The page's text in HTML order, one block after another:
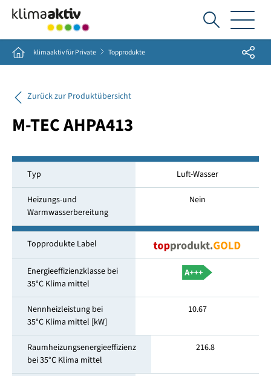
Ich
suche...
Home klimaaktiv für Private Topprodukte Share
Zurück zur Produktübersicht
M-TEC AHPA413
Typ Luft-Wasser
Heizungs-und
Warmwasserbereitung
Nein
Topprodukte Label
Energieeffizienzklasse bei
35°C Klima mittel
Nennheizleistung bei
35°C Klima mittel [kW]
10.67
Raumheizungsenergieeffizienz
bei 35°C Klima mittel
216.8